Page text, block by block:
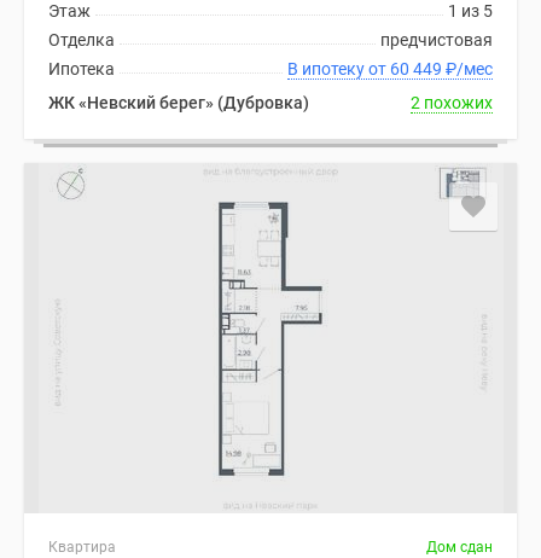
1 из 5
Этаж
предчистовая
Отделка
В ипотеку от 60 449 ₽/мес
Ипотека
ЖК «Невский берег» (Дубровка)
2 похожих
Квартира Дом сдан